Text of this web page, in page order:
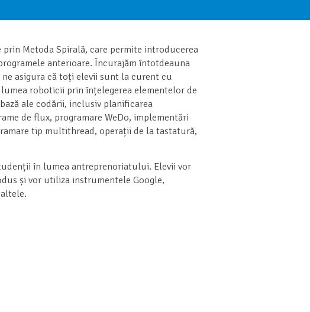
prin Metoda Spirală, care permite introducerea
anterioare. Încurajăm întotdeauna
asigura că toți elevii sunt la curent cu
roboticii prin înțelegerea elementelor de
ale codării, inclusiv planificarea
de flux, programare WeDo, implementări
tip multithread, operații de la tastatură,
în lumea antreprenoriatului. Elevii vor
și vor utiliza instrumentele Google,